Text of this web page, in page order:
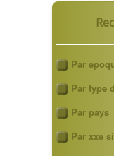
Par
Par type
Par pays
Par xxe